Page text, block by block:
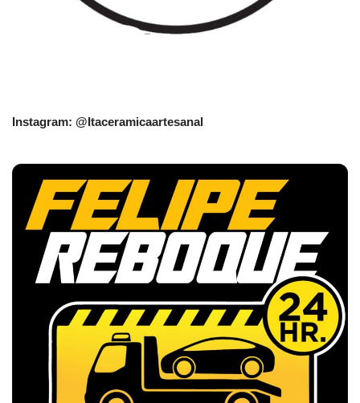
Instagram: @Itaceramicaartesanal